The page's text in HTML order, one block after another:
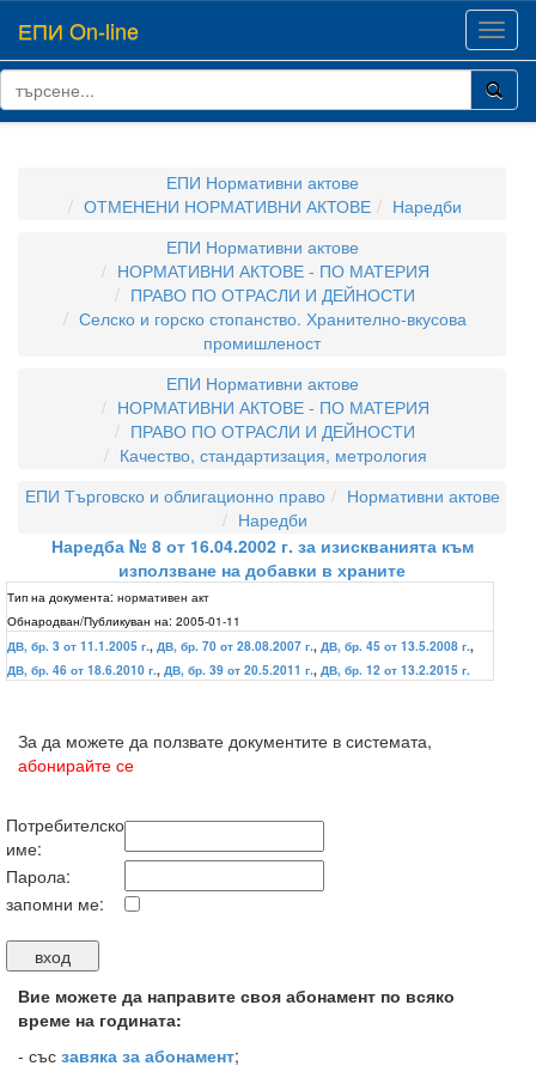
ЕПИ On-line
ЕПИ Нормативни актове
ОТМЕНЕНИ НОРМАТИВНИ АКТОВЕ
Наредби
ЕПИ Нормативни актове
НОРМАТИВНИ АКТОВЕ - ПО МАТЕРИЯ
ПРАВО ПО ОТРАСЛИ И ДЕЙНОСТИ
Селско и горско стопанство. Хранително-вкусова
промишленост
ЕПИ Нормативни актове
НОРМАТИВНИ АКТОВЕ - ПО МАТЕРИЯ
ПРАВО ПО ОТРАСЛИ И ДЕЙНОСТИ
Качество, стандартизация, метрология
ЕПИ Търговско и облигационно право
Нормативни актове
Наредби
Наредба № 8 от 16.04.2002 г. за изискванията към
използване на добавки в храните
Тип на документа: нормативен акт
Обнародван/Публикуван на: 2005-01-11
ДВ, бр. 3 от 11.1.2005 г., ДВ, бр. 70 от 28.08.2007 г., ДВ, бр. 45 от 13.5.2008 г.,
ДВ, бр. 46 от 18.6.2010 г., ДВ, бр. 39 от 20.5.2011 г., ДВ, бр. 12 от 13.2.2015 г.
За да можете да ползвате документите в системата,
абонирайте се
Потребителско
име:
Парола:
запомни ме:
Вие можете да направите своя абонамент по всяко
време на годината:
- със завяка за абонамент;